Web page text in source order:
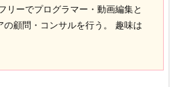
リーでプログラマー・動画編集と
顧問・コンサルを行う。 趣味は